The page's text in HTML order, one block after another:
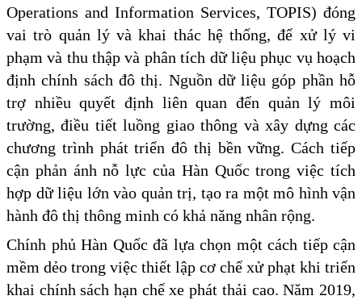
Operations and Information Services, TOPIS) đóng
vai trò quản lý và khai thác hệ thống, để xử lý vi
phạm và thu thập và phân tích dữ liệu phục vụ hoạch
định chính sách đô thị. Nguồn dữ liệu góp phần hỗ
trợ nhiều quyết định liên quan đến quản lý môi
trường, điều tiết luồng giao thông và xây dựng các
chương trình phát triển đô thị bền vững. Cách tiếp
cận phản ánh nỗ lực của Hàn Quốc trong việc tích
hợp dữ liệu lớn vào quản trị, tạo ra một mô hình vận
hành đô thị thông minh có khả năng nhân rộng.
Chính phủ Hàn Quốc đã lựa chọn một cách tiếp cận
mềm dẻo trong việc thiết lập cơ chế xử phạt khi triển
khai chính sách hạn chế xe phát thải cao. Năm 2019,